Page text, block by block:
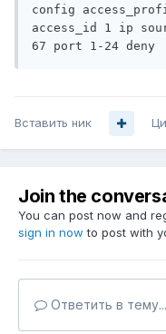
config
access_id 1 ip
67 port 1-24 deny
Вставить ник
Join the
You can post now and
sign in now to post with
Ответить в тему...